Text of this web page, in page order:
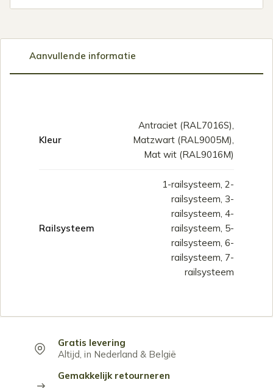
Aanvullende informatie
Kleur
Antraciet (RAL7016S),
Matzwart (RAL9005M),
Mat wit (RAL9016M)
Railsysteem
1-railsysteem, 2-
railsysteem, 3-
railsysteem, 4-
railsysteem, 5-
railsysteem, 6-
railsysteem, 7-
railsysteem
Gratis levering
Altijd, in Nederland & België
Gemakkelijk retourneren